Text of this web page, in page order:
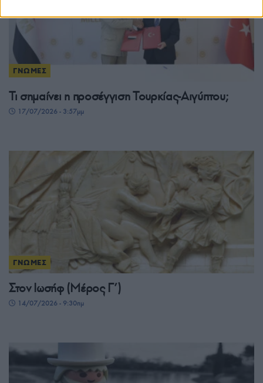
ΓΝΩΜΕΣ
Τι σημαίνει η προσέγγιση Τουρκίας-Αιγύπτου;
17/07/2026 - 3:57μμ
ΓΝΩΜΕΣ
Στον Ιωσήφ (Μέρος Γ’)
14/07/2026 - 9:30πμ